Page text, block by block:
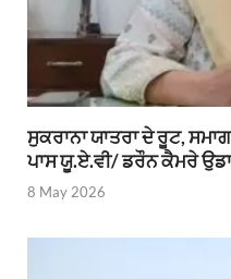
ਸੁਕਰਾਨਾ ਯਾਤਰਾ ਦੇ ਰੂਟ,
ਪਾਸ ਯੂ.ਏ.ਵੀ/ ਡਰੌਨ ਕੈਮਰੇ
8 May 2026